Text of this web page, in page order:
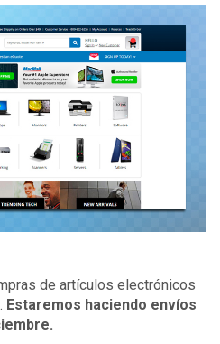
de artículos electrónicos
Estaremos haciendo envíos